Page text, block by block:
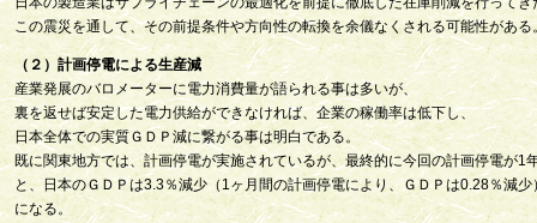
この震災を通して、その前提条件や方向性の転換を余儀なくされる可能性がある
（２）計画停電による生産減
産業発展のバロメーターに電力消費量が語られる事は多いが、
裏を返せば安定した電力供給ができなければ、企業の稼働率は低下し、
日本全体での実質ＧＤＰ減に繋がる事は明白である。
既に関東地方では、計画停電が実施されているが、最終的に今回の計画停電が1
と、日本のＧＤＰは3.3％減少（1ヶ月間の計画停電により、ＧＤＰは0.28％減少
になる。